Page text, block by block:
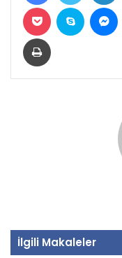
Pocket Skype
Yazdır
İlgili Makaleler